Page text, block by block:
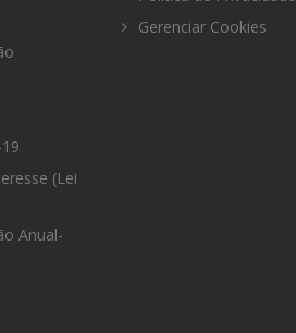
(Lei
Anual-
Gerenciar Cookies